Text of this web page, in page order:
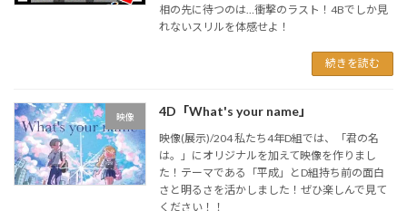
相の先に待つのは…衝撃のラスト！4Bでしか見
れないスリルを体感せよ！
続きを読む
映像 4D「What's your name」
映像(展示)/204 私たち4年D組では、「君の名
は。」にオリジナルを加えて映像を作りまし
た！テーマである「平成」とD組持ち前の面白
さと明るさを活かしました！ぜひ楽しんで見て
ください！！